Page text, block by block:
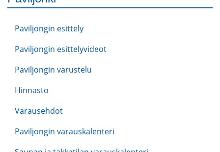
Paviljongin esittely
Paviljongin esittelyvideot
Paviljongin varustelu
Hinnasto
Varausehdot
Paviljongin varauskalenteri